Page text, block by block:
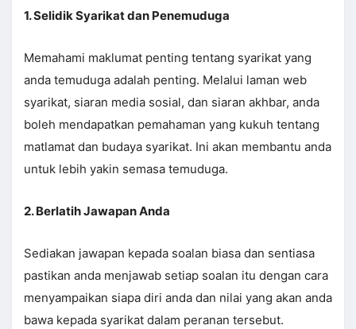
1. Selidik Syarikat dan Penemuduga
Memahami maklumat penting tentang syarikat yang
anda temuduga adalah penting. Melalui laman web
syarikat, siaran media sosial, dan siaran akhbar, anda
boleh mendapatkan pemahaman yang kukuh tentang
matlamat dan budaya syarikat. Ini akan membantu anda
untuk lebih yakin semasa temuduga.
2. Berlatih Jawapan Anda
Sediakan jawapan kepada soalan biasa dan sentiasa
pastikan anda menjawab setiap soalan itu dengan cara
menyampaikan siapa diri anda dan nilai yang akan anda
bawa kepada syarikat dalam peranan tersebut.